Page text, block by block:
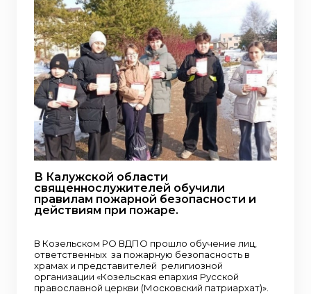
В Калужской области
священнослужителей обучили
правилам пожарной безопасности и
действиям при пожаре.
В Козельском РО ВДПО прошло обучение лиц,
ответственных за пожарную безопасность в
храмах и представителей религиозной
организации «Козельская епархия Русской
православной церкви (Московский патриархат)».